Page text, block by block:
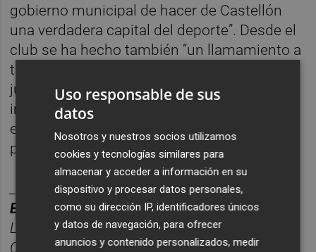
gobierno municipal de hacer de Castellón
una verdadera capital del deporte”. Desde el
club se ha hecho también “un llamamiento a
toda la afición castellonense para defender
juntos el Ciutat en uno de los partidos más
importantes de la temporada, ya que el
equipo necesita el apoyo de toda su gente
para seguir luchando por el ascenso”.
________
BOLET ÍN TITULARES CASTELLÓN PLAZA.
Las noticias más relevantes del día en
Castellón, reunidas cada mañana en un solo
Uso responsable de sus
datos
Nosotros y nuestros socios utilizamos
cookies y tecnologías similares para
almacenar y acceder a información en su
dispositivo y procesar datos personales,
como su dirección IP, identificadores únicos
y datos de navegación, para ofrecer
anuncios y contenido personalizados, medir